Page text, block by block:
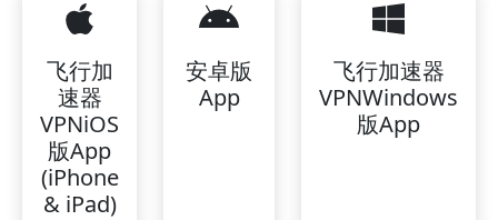
飞行加
速器
VPNiOS
版App
(iPhone
& iPad)
安卓版
App
飞行加速器
VPNWindows
版App